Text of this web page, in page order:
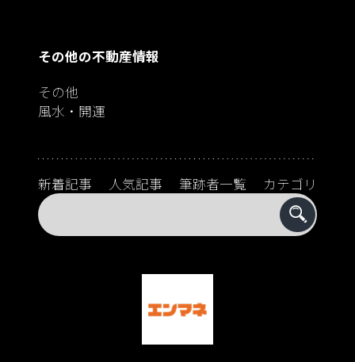
その他の不動産情報
その他
風水・開運
新着記事 人気記事 筆跡者一覧 カテゴリ